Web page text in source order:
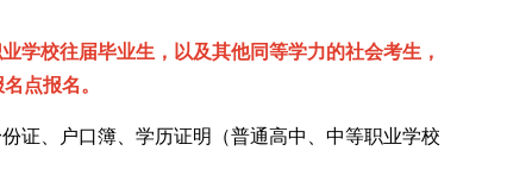
学校往届毕业生，以及其他同等学力的社会考生，
点报名。
证、户口簿、学历证明（普通高中、中等职业学校